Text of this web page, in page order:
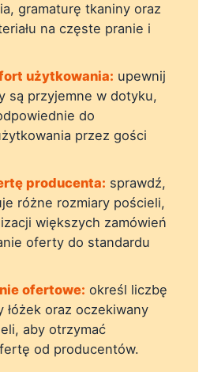
gramaturę tkaniny oraz
na częste pranie i
użytkowania: upewnij
są przyjemne w dotyku,
do
przez gości
producenta: sprawdź,
różne rozmiary pościeli,
większych zamówień
oferty do standardu
ofertowe: określ liczbę
łóżek oraz oczekiwany
aby otrzymać
od producentów.